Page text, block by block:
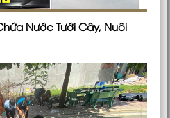
Nước Tưới Cây, Nuôi